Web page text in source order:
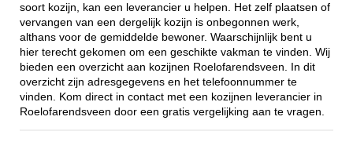
soort kozijn, kan een leverancier u helpen. Het zelf plaatsen of
vervangen van een dergelijk kozijn is onbegonnen werk,
althans voor de gemiddelde bewoner. Waarschijnlijk bent u
hier terecht gekomen om een geschikte vakman te vinden. Wij
bieden een overzicht aan kozijnen Roelofarendsveen. In dit
overzicht zijn adresgegevens en het telefoonnummer te
vinden. Kom direct in contact met een kozijnen leverancier in
Roelofarendsveen door een gratis vergelijking aan te vragen.